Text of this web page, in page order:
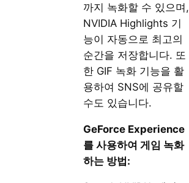
까지 녹화할 수 있으며,
NVIDIA Highlights 기
능이 자동으로 최고의
순간을 저장합니다. 또
한 GIF 녹화 기능을 활
용하여 SNS에 공유할
수도 있습니다.
GeForce Experience
를 사용하여 게임 녹화
하는 방법: